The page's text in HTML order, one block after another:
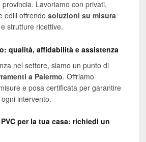
provincia. Lavoriamo con privati,
edili offrendo soluzioni su misura
strutture ricettive.
qualità, affidabilità e assistenza
nel settore, siamo un punto di
a Palermo. Offriamo
e posa certificata per garantire
intervento.
per la tua casa: richiedi un